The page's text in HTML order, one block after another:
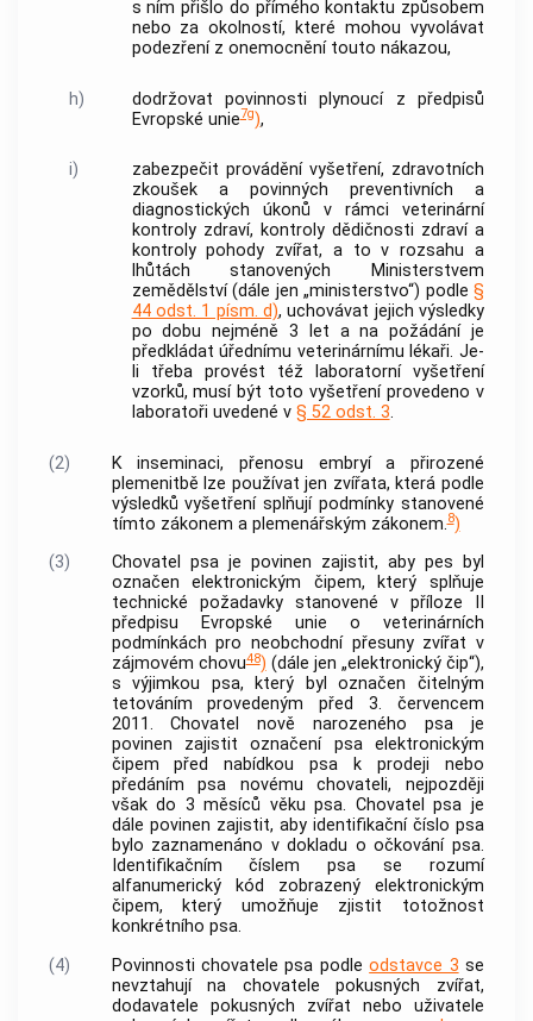
s ním přišlo do přímého kontaktu způsobem
nebo za okolností, které mohou vyvolávat
podezření z onemocnění touto nákazou,
h)
dodržovat povinnosti plynoucí z předpisů
Evropské unie7g),
i)
zabezpečit provádění vyšetření, zdravotních
zkoušek a povinných preventivních a
diagnostických úkonů v rámci veterinární
kontroly zdraví, kontroly dědičnosti zdraví a
kontroly pohody zvířat, a to v rozsahu a
lhůtách stanovených Ministerstvem
zemědělství (dále jen „ministerstvo“) podle §
44 odst. 1 písm. d), uchovávat jejich výsledky
po dobu nejméně 3 let a na požádání je
předkládatúřednímu veterinárnímu lékaři. Je-
li třeba provést též laboratorní vyšetření
vzorků, musí být toto vyšetření provedeno v
laboratoři uvedené v § 52 odst. 3.
(2)
K inseminaci, přenosu embryí a přirozené
plemenitbě lze používat jen zvířata, která podle
výsledků vyšetření splňují podmínky stanovené
tímto zákonem a plemenářským zákonem.8)
(3)
Chovatel
psa je povinen zajistit, aby pes byl
označen elektronickým čipem, který splňuje
technické požadavky stanovené v příloze II
předpisu Evropské unie o veterinárních
podmínkách pro neobchodní přesuny zvířat v
zájmovém chovu48) (dále jen „elektronický čip“),
s výjimkou psa, který byl označen čitelným
tetováním provedeným před 3. červencem
2011.Chovatel
nově narozeného psa je
povinen zajistit označení psa elektronickým
čipem před nabídkou psa k prodeji nebo
předáním psa novémuchovateli, nejpozději
však do 3 měsíců věku psa. Chovatel
psa je
dále povinen zajistit, aby identifikační číslo psa
bylo zaznamenáno v dokladu o očkování psa.
Identifikačním číslem psa se rozumí
alfanumerický kód zobrazený elektronickým
čipem, který umožňuje zjistit totožnost
konkrétního psa.
(4)
Povinnosti chovatele psa podleodstavce 3 se
nevztahují na chovatele pokusných zvířat,
dodavatele pokusných zvířat nebo uživatele